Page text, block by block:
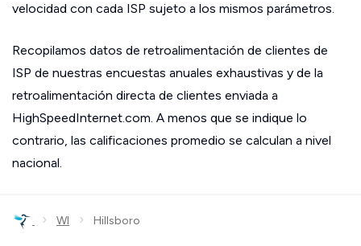
velocidad con cada ISP sujeto a los mismos parámetros.
Recopilamos datos de retroalimentación de clientes de
ISP de nuestras encuestas anuales exhaustivas y de la
retroalimentación directa de clientes enviada a
HighSpeedInternet.com. A menos que se indique lo
contrario, las calificaciones promedio se calculan a nivel
nacional.
› WI › Hillsboro